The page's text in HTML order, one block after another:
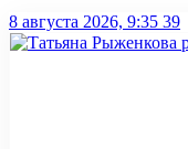
8 августа 2026, 9:35 39